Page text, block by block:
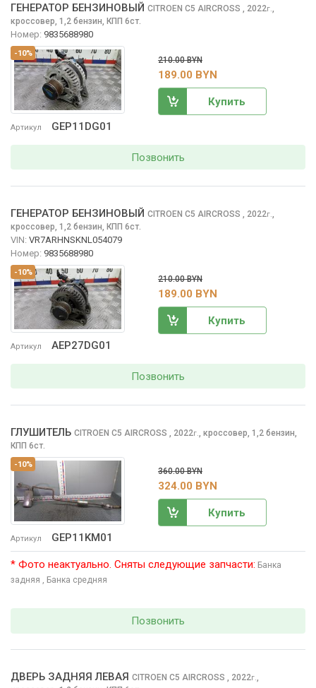
-10%
Артикул GEP11DG01
ГЕНЕРАТОР БЕНЗИНОВЫЙ CITROEN C5 AIRCROSS , 2022г.,
кроссовер, 1,2 бензин, КПП 6ст.
Номер: 9835688980
210.00 BYN
189.00 BYN
Купить
Позвонить
-10%
Артикул AEP27DG01
ГЕНЕРАТОР БЕНЗИНОВЫЙ CITROEN C5 AIRCROSS , 2022г.,
кроссовер, 1,2 бензин, КПП 6ст.
VIN: VR7ARHNSKNL054079
Номер: 9835688980
210.00 BYN
189.00 BYN
Купить
Позвонить
-10%
Артикул GEP11KM01
ГЛУШИТЕЛЬ CITROEN C5 AIRCROSS , 2022г., кроссовер, 1,2 бензин,
КПП 6ст.
360.00 BYN
324.00 BYN
Купить
* Фото неактуально. Сняты следующие запчасти: Банка
задняя , Банка средняя
Позвонить
ДВЕРЬ ЗАДНЯЯ ЛЕВАЯ CITROEN C5 AIRCROSS , 2022г.,